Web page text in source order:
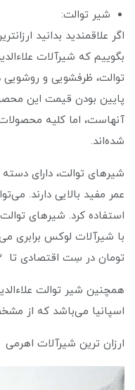
شیر توالت:
اگر علاقمندید بدانید
بگوییم که شیرآلات
توالت، ظرفشویی و
پایین بودن قیمت این
آنهاست، اما کلیه
شده‌اند.
شیر‌های توالت، دارای دسته
عمر مفید بالایی دارند.
استفاده کرد. شیرهای توالت
تومان در سِت اقتصادی تا 2 میلیون و 707 هزار تومان می‌باشد.
همچنین شیر توالت
اسپانیا می‌باشد که از
ارزان ترین شیرآلات اهرمی